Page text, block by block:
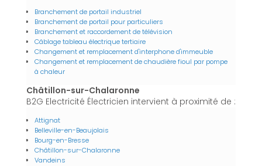
Branchement de portail industriel
Branchement de portail pour particuliers
Branchement et raccordement de télévision
Câblage tableau électrique tertiaire
Changement et remplacement d'interphone d'immeuble
Changement et remplacement de chaudière fioul par pompe
à chaleur
Châtillon-sur-Chalaronne
B2G Electricité Électricien intervient à proximité de :
Attignat
Belleville-en-Beaujolais
Bourg-en-Bresse
Châtillon-sur-Chalaronne
Vandeins